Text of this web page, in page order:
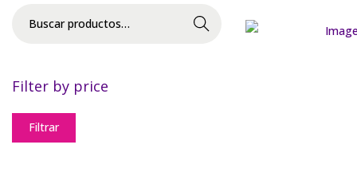
Buscar
Filter by price
Filtrar